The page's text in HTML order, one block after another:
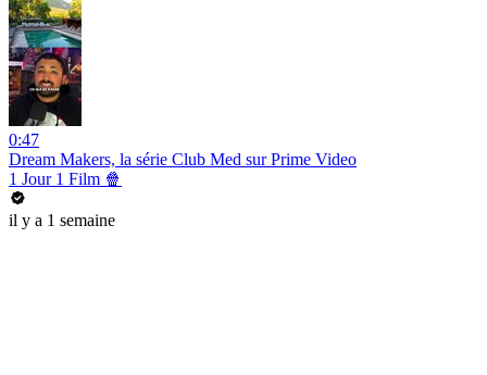
0:47
Dream Makers, la série Club Med sur Prime Video
1 Jour 1 Film 🍿
il y a 1 semaine